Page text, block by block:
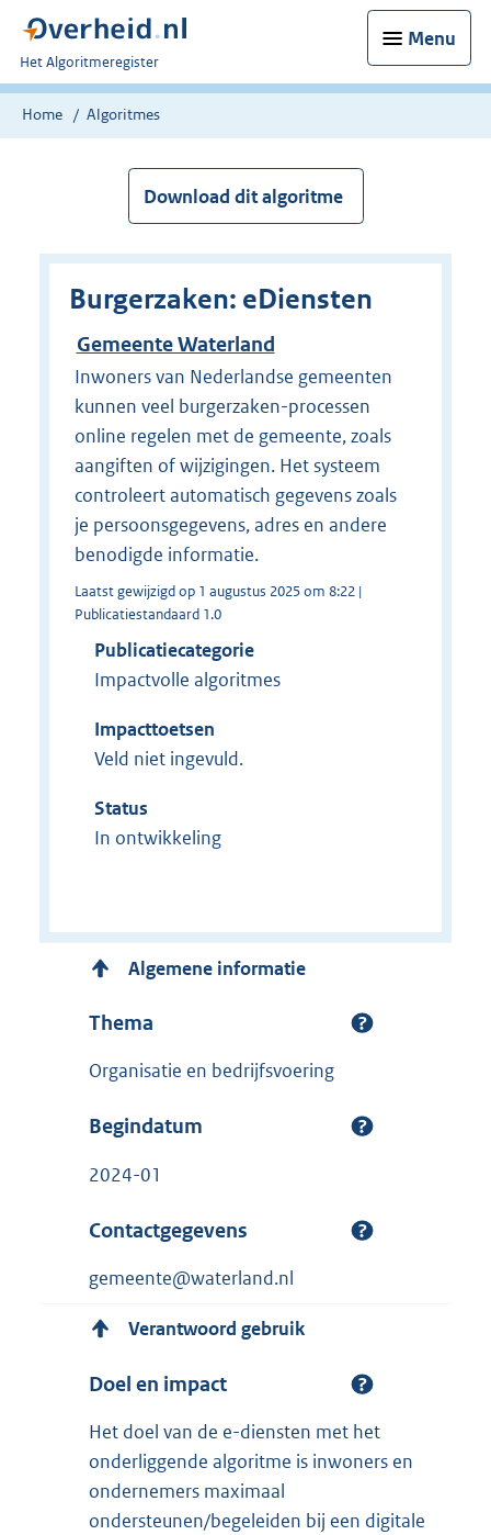
Menu
U
bent
nu
Het Algoritmeregister
Home Algoritmes
Download dit algoritme
Burgerzaken: eDiensten
Gemeente Waterland
Inwoners van Nederlandse gemeenten
kunnen veel burgerzaken-processen
online regelen met de gemeente, zoals
aangiften of wijzigingen. Het systeem
controleert automatisch gegevens zoals
je persoonsgegevens, adres en andere
benodigde informatie.
Laatst gewijzigd op 1 augustus 2025 om 8:22 |
Publicatiestandaard 1.0
Publicatiecategorie
Impactvolle algoritmes
Impacttoetsen
Veld niet ingevuld.
Status
In ontwikkeling
Algemene informatie
Thema
Organisatie en bedrijfsvoering
Begindatum
2024-01
Contactgegevens
gemeente@waterland.nl
Verantwoord gebruik
Doel en impact
Het doel van de e-diensten met het
onderliggende algoritme is inwoners en
ondernemers maximaal
ondersteunen/begeleiden bij een digitale